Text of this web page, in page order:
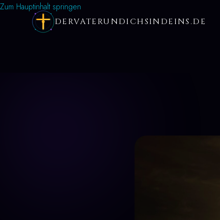
Zum Hauptinhalt springen
DERVATERUNDICHSINDEINS.DE